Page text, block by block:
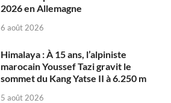
2026 en Allemagne
6 août 2026
Himalaya : À 15 ans, l’alpiniste
marocain Youssef Tazi gravit le
sommet du Kang Yatse II à 6.250 m
5 août 2026